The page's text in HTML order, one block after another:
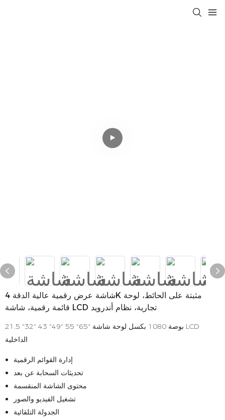
شاشة عرض رقمية عالية الدقة 4K مثبتة على الحائط، لوحة
قائمة رقمية، شاشة LCD تجارية، نظام أندرويد
21.5 "32" 43 "49" 55 "65" بوصة 1080 بكسل لوحة شاشة LCD
الداخلية
إدارة القوائم الرقمية
تحديثات السحابة عن بعد
محتوى الشاشة المنقسمة
تشغيل الفيديو والصور
الجدولة التلقائية